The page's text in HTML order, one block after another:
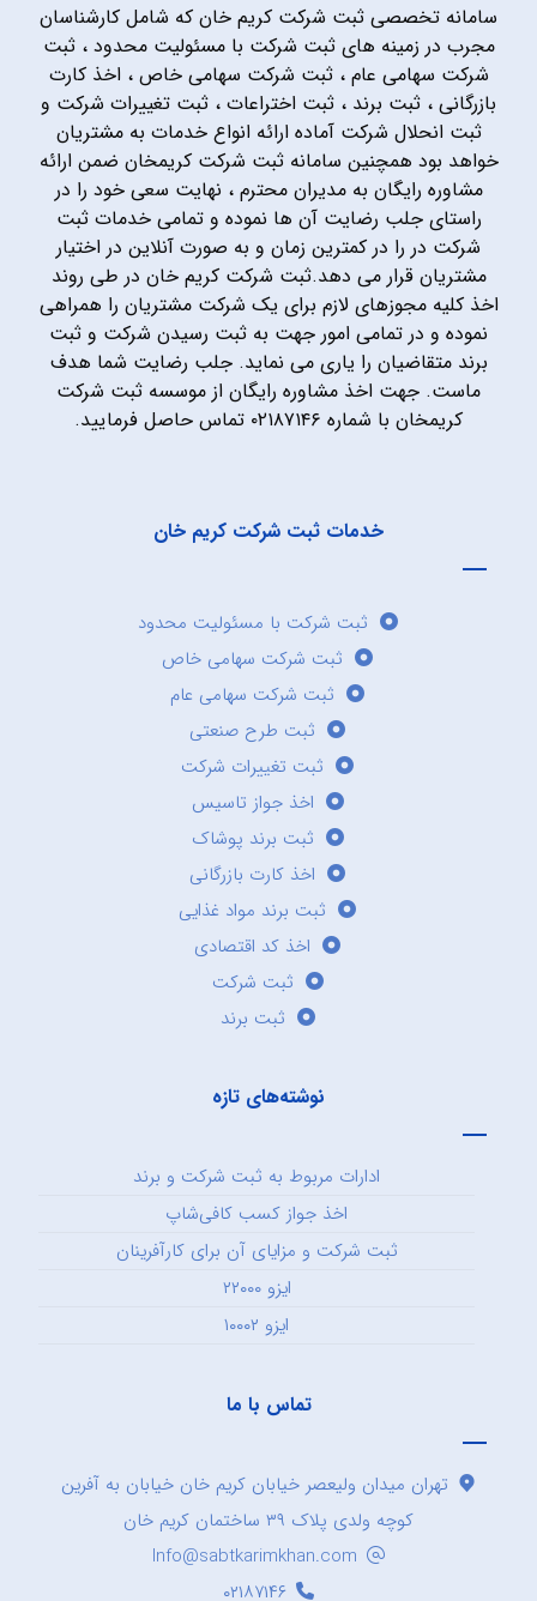
سامانه تخصصی ثبت شرکت کریم خان که شامل کارشناسان
مجرب در زمینه های ثبت شرکت با مسئولیت محدود ، ثبت
شرکت سهامی عام ، ثبت شرکت سهامی خاص ، اخذ کارت
بازرگانی ، ثبت برند ، ثبت اختراعات ، ثبت تغییرات شرکت و
ثبت انحلال شرکت آماده ارائه انواع خدمات به مشتریان
خواهد بود همچنین سامانه ثبت شرکت کریمخان ضمن ارائه
مشاوره رایگان به مدیران محترم ، نهایت سعی خود را در
راستای جلب رضایت آن ها نموده و تمامی خدمات ثبت
شرکت در را در کمترین زمان و به صورت آنلاین در اختیار
مشتریان قرار می دهد.ثبت شرکت کریم خان در طی روند
اخذ کلیه مجوزهای لازم برای یک شرکت مشتریان را همراهی
نموده و در تمامی امور جهت به ثبت رسیدن شرکت و ثبت
برند متقاضیان را یاری می نماید. جلب رضایت شما هدف
ماست. جهت اخذ مشاوره رایگان از موسسه ثبت شرکت
کریمخان با شماره ۰۲۱۸۷۱۴۶ تماس حاصل فرمایید.
خدمات ثبت شرکت کریم خان
ثبت شرکت با مسئولیت محدود
ثبت شرکت سهامی خاص
ثبت شرکت سهامی عام
ثبت طرح صنعتی
ثبت تغییرات شرکت
اخذ جواز تاسیس
ثبت برند پوشاک
اخذ کارت بازرگانی
ثبت برند مواد غذایی
اخذ کد اقتصادی
ثبت شرکت
ثبت برند
نوشته‌های تازه
ادارات مربوط به ثبت شرکت و برند
اخذ جواز کسب کافی‌شاپ
ثبت شرکت و مزایای آن برای کارآفرینان
ایزو ۲۲۰۰۰
ایزو ۱۰۰۰۲
تماس با ما
تهران میدان ولیعصر خیابان کریم خان خیابان به آفرین
کوچه ولدی پلاک ۳۹ ساختمان کریم خان
Info@sabtkarimkhan.com
۰۲۱۸۷۱۴۶